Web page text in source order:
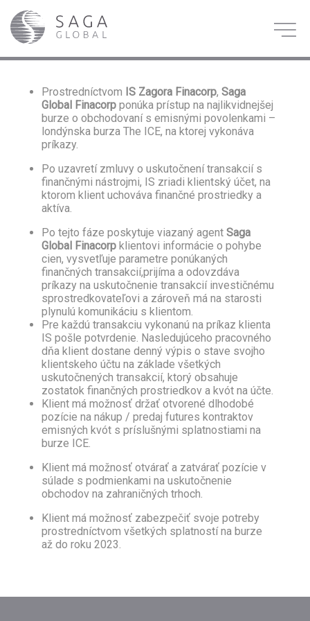
Prostredníctvom IS Zagora Finacorp, Saga
Global Finacorp ponúka prístup na najlikvidnejšej
burze o obchodovaní s emisnými povolenkami –
londýnska burza The ICE, na ktorej vykonáva
príkazy.
Po uzavretí zmluvy o uskutočnení transakcií s
finančnými nástrojmi, IS zriadi klientský účet, na
ktorom klient uchováva finančné prostriedky a
aktíva.
Po tejto fáze poskytuje viazaný agent Saga
Global Finacorp klientovi informácie o pohybe
cien, vysvetľuje parametre ponúkaných
finančných transakcií,prijíma a odovzdáva
príkazy na uskutočnenie transakcií investičnému
sprostredkovateľovi a zároveň má na starosti
plynulú komunikáciu s klientom.
Pre každú transakciu vykonanú na príkaz klienta
IS pošle potvrdenie. Nasledujúceho pracovného
dňa klient dostane denný výpis o stave svojho
klientskeho účtu na základe všetkých
uskutočnených transakcií, ktorý obsahuje
zostatok finančných prostriedkov a kvót na účte.
Klient má možnosť držať otvorené dlhodobé
pozície na nákup / predaj futures kontraktov
emisných kvót s príslušnými splatnostiami na
burze ICE.
Klient má možnosť otvárať a zatvárať pozície v
súlade s podmienkami na uskutočnenie
obchodov na zahraničných trhoch.
Klient má možnosť zabezpečiť svoje potreby
prostredníctvom všetkých splatností na burze
až do roku 2023.